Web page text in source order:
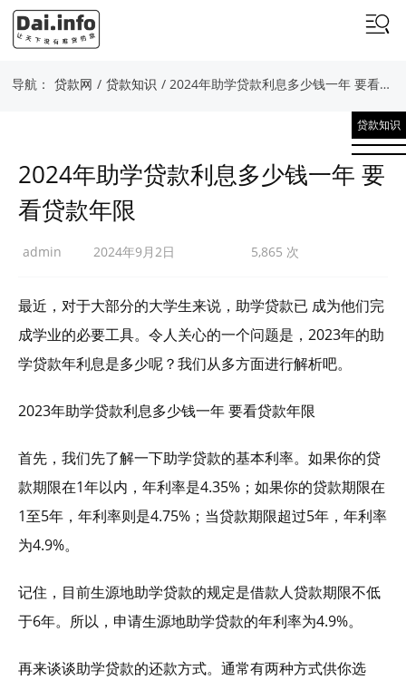
导航： 贷款网 / 贷款知识 / 2024年助学贷款利息多少钱一年 要看贷款年限
贷款知识
2024年助学贷款利息多少钱一年 要
看贷款年限
admin 2024年9月2日 5,865 次
最近，对于大部分的大学生来说，助学贷款已 成为他们完
成学业的必要工具。令人关心的一个问题是，2023年的助
学贷款年利息是多少呢？我们从多方面进行解析吧。
2023年助学贷款利息多少钱一年 要看贷款年限
首先，我们先了解一下助学贷款的基本利率。如果你的贷
款期限在1年以内，年利率是4.35%；如果你的贷款期限在
1至5年，年利率则是4.75%；当贷款期限超过5年，年利率
为4.9%。
记住，目前生源地助学贷款的规定是借款人贷款期限不低
于6年。所以，申请生源地助学贷款的年利率为4.9%。
再来谈谈助学贷款的还款方式。通常有两种方式供你选